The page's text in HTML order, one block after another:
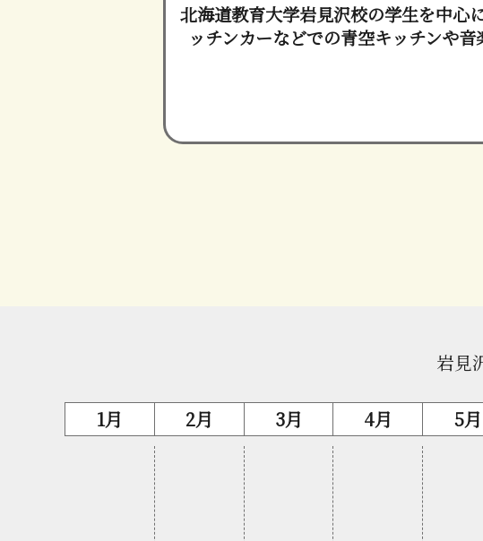
北海道教育大学岩見沢校の学生を中心
ッチンカーなどでの青空キッチンや
岩見
1月 2月 3月 4月 5月